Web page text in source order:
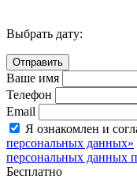
Выбрать дату:
Ваше имя
Телефон
Email
Я ознакомлен и
персональных данных»
персональных данных
Бесплатно